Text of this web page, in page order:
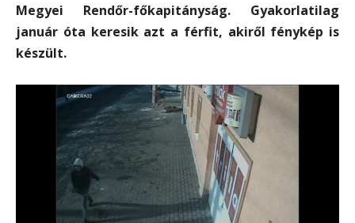
Megyei Rendőr-főkapitányság. Gyakorlatilag
január óta keresik azt a férfit, akiről fénykép is
készült.